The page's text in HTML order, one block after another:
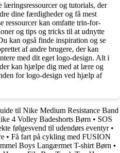
og tutorials, der
dine færdigheder og få mest
ressourcer kan omfatte trin-for-
og tips og tricks til at udnytte
kan også finde inspiration og se
af andre brugere, der kan
med dit eget logo-design. Alt i
kan hjælpe dig med at lære og
for logo-design ved hjælp af
til Nike Medium Resistance Band
4 Volley Badeshorts Børn • SOS
følgesvend til udendørs eventyr•
• Få fart på cykling med FUSION
Boys Langærmet T-shirt Børn •